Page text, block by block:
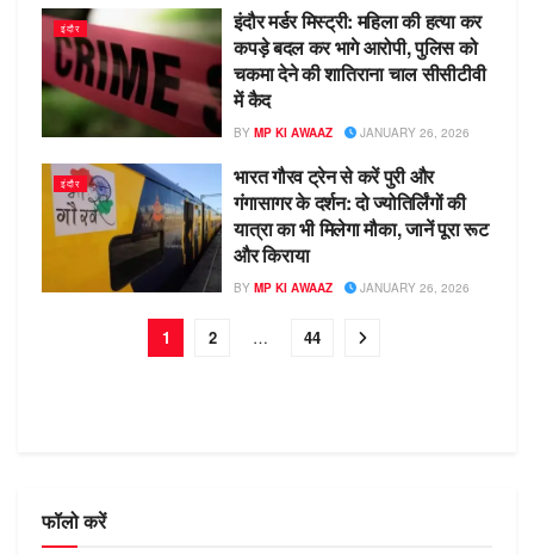
इंदौर
इंदौर मर्डर मिस्ट्री: महिला की हत्या कर
कपड़े बदल कर भागे आरोपी, पुलिस को
चकमा देने की शातिराना चाल सीसीटीवी
में कैद
BY MP KI AWAAZ JANUARY 26, 2026
इंदौर
भारत गौरव ट्रेन से करें पुरी और
गंगासागर के दर्शन: दो ज्योतिर्लिंगों की
यात्रा का भी मिलेगा मौका, जानें पूरा रूट
और किराया
BY MP KI AWAAZ JANUARY 26, 2026
1 2 … 44
फॉलो करें